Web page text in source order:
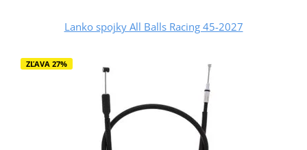
Lanko spojky All Balls Racing 45-2027
ZĽAVA 27%